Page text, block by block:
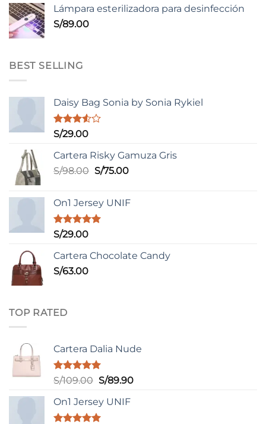
Lámpara esterilizadora para desinfección
S/89.00
BEST SELLING
Daisy Bag Sonia by Sonia Rykiel
Valorado
3.50de
5
S/29.00
Cartera Risky Gamuza Gris
S/98.00 El
era:
S/98.00.
S/75.00El
es:
On1 Jersey UNIF
Valorado
de 5
S/29.00
Cartera Chocolate Candy
S/63.00
TOP RATED
Cartera Dalia Nude
Valorado
de 5
S/109.00 El
original
era:
S/89.90El
On1 Jersey UNIF